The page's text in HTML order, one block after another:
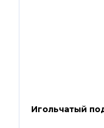
Игольчатый